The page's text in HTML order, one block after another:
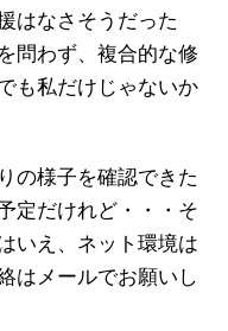
はなさそうだった
問わず、複合的な修
も私だけじゃないか
の様子を確認できた
定だけれど・・・そ
いえ、ネット環境は
はメールでお願いし